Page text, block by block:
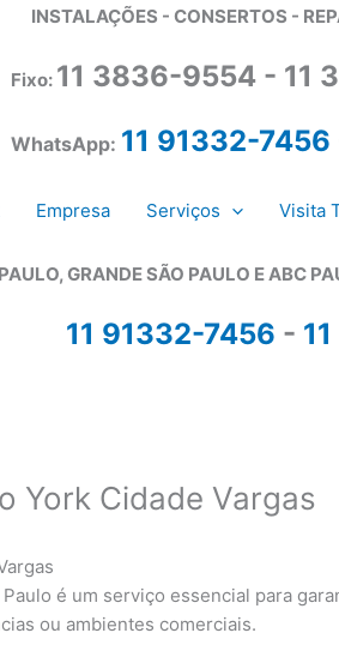
INSTALAÇÕES - CONSERTOS -
Fixo: 11 3836-9554 - 11
WhatsApp: 11 91332-7456
Empresa Serviços Visita
GRANDE SÃO PAULO E ABC
11 91332-7456 -
York Cidade Vargas
é um serviço essencial para
ou ambientes comerciais.